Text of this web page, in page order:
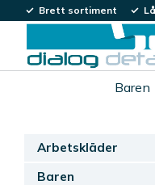
Brett sortiment
Baren
Arbetskläder
Baren